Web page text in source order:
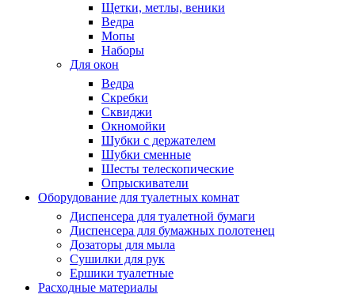
Щетки, метлы, веники
Ведра
Мопы
Наборы
Для окон
Ведра
Скребки
Сквиджи
Окномойки
Шубки с держателем
Шубки сменные
Шесты телескопические
Опрыскиватели
Оборудование для туалетных комнат
Диспенсера для туалетной бумаги
Диспенсера для бумажных полотенец
Дозаторы для мыла
Сушилки для рук
Ершики туалетные
Расходные материалы